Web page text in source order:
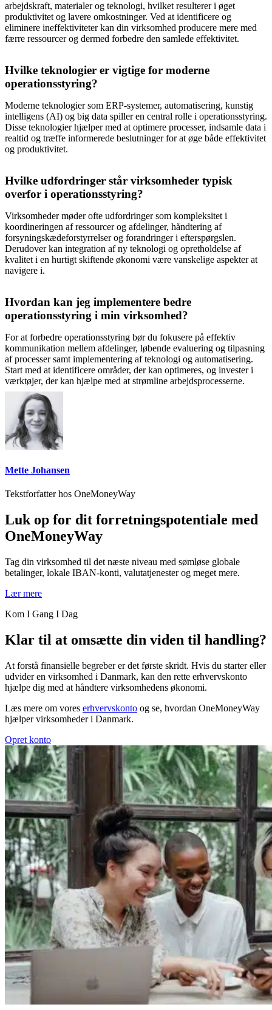
arbejdskraft, materialer og teknologi, hvilket resulterer i øget
produktivitet og lavere omkostninger. Ved at identificere og
eliminere ineffektiviteter kan din virksomhed producere mere med
færre ressourcer og dermed forbedre den samlede effektivitet.
Hvilke teknologier er vigtige for moderne
operationsstyring?
Moderne teknologier som ERP-systemer, automatisering, kunstig
intelligens (AI) og big data spiller en central rolle i operationsstyring.
Disse teknologier hjælper med at optimere processer, indsamle data i
realtid og træffe informerede beslutninger for at øge både effektivitet
og produktivitet.
Hvilke udfordringer står virksomheder typisk
overfor i operationsstyring?
Virksomheder møder ofte udfordringer som kompleksitet i
koordineringen af ressourcer og afdelinger, håndtering af
forsyningskædeforstyrrelser og forandringer i efterspørgslen.
Derudover kan integration af ny teknologi og opretholdelse af
kvalitet i en hurtigt skiftende økonomi være vanskelige aspekter at
navigere i.
Hvordan kan jeg implementere bedre
operationsstyring i min virksomhed?
For at forbedre operationsstyring bør du fokusere på effektiv
kommunikation mellem afdelinger, løbende evaluering og tilpasning
af processer samt implementering af teknologi og automatisering.
Start med at identificere områder, der kan optimeres, og invester i
værktøjer, der kan hjælpe med at strømline arbejdsprocesserne.
Mette Johansen
Tekstforfatter hos OneMoneyWay
Luk op for dit forretningspotentiale med
OneMoneyWay
Tag din virksomhed til det næste niveau med sømløse globale
betalinger, lokale IBAN-konti, valutatjenester og meget mere.
Lær mere
Kom I Gang I Dag
Klar til at omsætte din viden til handling?
At forstå finansielle begreber er det første skridt. Hvis du starter eller
udvider en virksomhed i Danmark, kan den rette erhvervskonto
hjælpe dig med at håndtere virksomhedens økonomi.
Læs mere om vores erhvervskonto og se, hvordan OneMoneyWay
hjælper virksomheder i Danmark.
Opret konto